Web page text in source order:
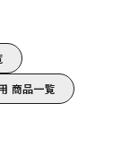
商品一覧